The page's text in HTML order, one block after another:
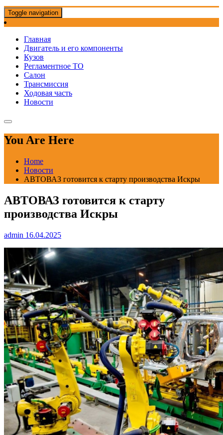
Toggle navigation
Главная
Двигатель и его компоненты
Кузов
Регламентное ТО
Салон
Трансмиссия
Ходовая часть
Новости
You Are Here
Home
Новости
АВТОВАЗ готовится к старту производства Искры
АВТОВАЗ готовится к старту
производства Искры
admin 16.04.2025